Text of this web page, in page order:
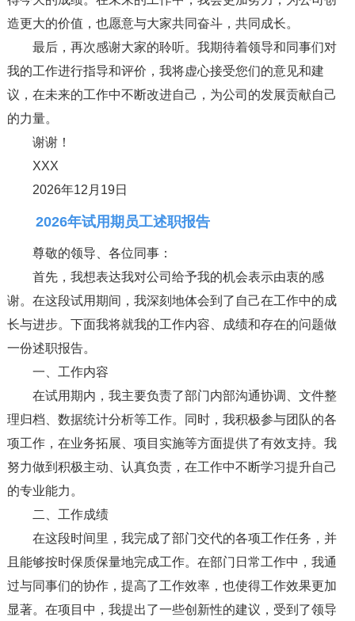
造更大的价值，也愿意与大家共同奋斗，共同成长。
最后，再次感谢大家的聆听。我期待着领导和同事们对
我的工作进行指导和评价，我将虚心接受您们的意见和建
议，在未来的工作中不断改进自己，为公司的发展贡献自己
的力量。
谢谢！
XXX
2026年12月19日
2026年试用期员工述职报告
尊敬的领导、各位同事：
首先，我想表达我对公司给予我的机会表示由衷的感
谢。在这段试用期间，我深刻地体会到了自己在工作中的成
长与进步。下面我将就我的工作内容、成绩和存在的问题做
一份述职报告。
一、工作内容
在试用期内，我主要负责了部门内部沟通协调、文件整
理归档、数据统计分析等工作。同时，我积极参与团队的各
项工作，在业务拓展、项目实施等方面提供了有效支持。我
努力做到积极主动、认真负责，在工作中不断学习提升自己
的专业能力。
二、工作成绩
在这段时间里，我完成了部门交代的各项工作任务，并
且能够按时保质保量地完成工作。在部门日常工作中，我通
过与同事们的协作，提高了工作效率，也使得工作效果更加
显著。在项目中，我提出了一些创新性的建议，受到了领导